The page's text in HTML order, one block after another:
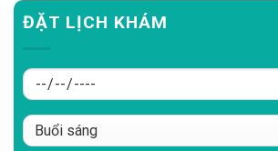
ĐẶT LỊCH KHÁM